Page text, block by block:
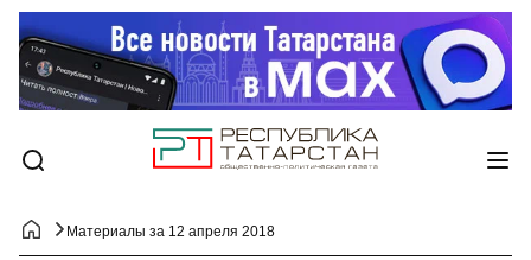
Материалы за 12 апреля 2018